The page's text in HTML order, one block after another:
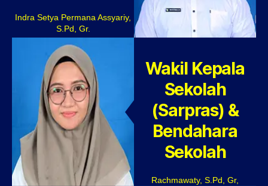
Indra Setya Permana Assyariy,
S.Pd, Gr.
Wakil Kepala
Sekolah
(Sarpras) &
Bendahara
Sekolah
Rachmawaty, S.Pd, Gr,